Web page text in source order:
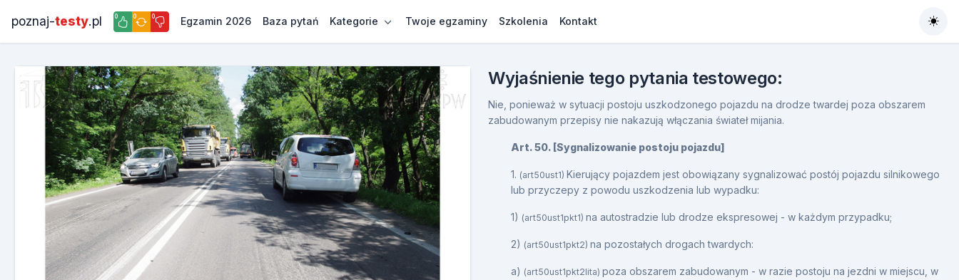
poznaj-testy.pl 0 0 0 Egzamin 2026 Baza pytań Kategorie Twoje egzaminy Szkolenia Kontakt
Wyjaśnienie tego pytania testowego:
Nie, ponieważ w sytuacji postoju uszkodzonego pojazdu na drodze twardej poza obszarem
zabudowanym przepisy nie nakazują włączania świateł mijania.
Art. 50. [Sygnalizowanie postoju pojazdu]
1. (art50ust1) Kierujący pojazdem jest obowiązany sygnalizować postój pojazdu silnikowego
lub przyczepy z powodu uszkodzenia lub wypadku:
1) (art50ust1pkt1) na autostradzie lub drodze ekspresowej - w każdym przypadku;
2) (art50ust1pkt2) na pozostałych drogach twardych:
a) (art50ust1pkt2lita) poza obszarem zabudowanym - w razie postoju na jezdni w miejscu, w